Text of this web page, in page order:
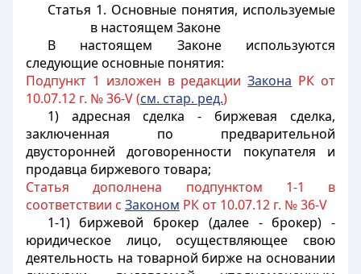
Статья 1. Основные понятия, используемые
в настоящем Законе
В настоящем Законе используются
следующие основные понятия:
Подпункт 1 изложен в редакцииЗакона РК от
10.07.12 г. № 36-V (см. стар. ред.)
1) адресная сделка - биржевая сделка,
заключенная по предварительной
двусторонней договоренности покупателя и
продавца биржевого товара;
Статья дополнена подпунктом 1-1 в
соответствии с Законом РК от 10.07.12 г. № 36-V
1-1) биржевой брокер (далее - брокер) -
юридическое лицо, осуществляющее свою
деятельность на товарной бирже на основании